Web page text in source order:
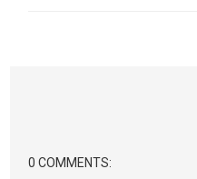
0 COMMENTS: